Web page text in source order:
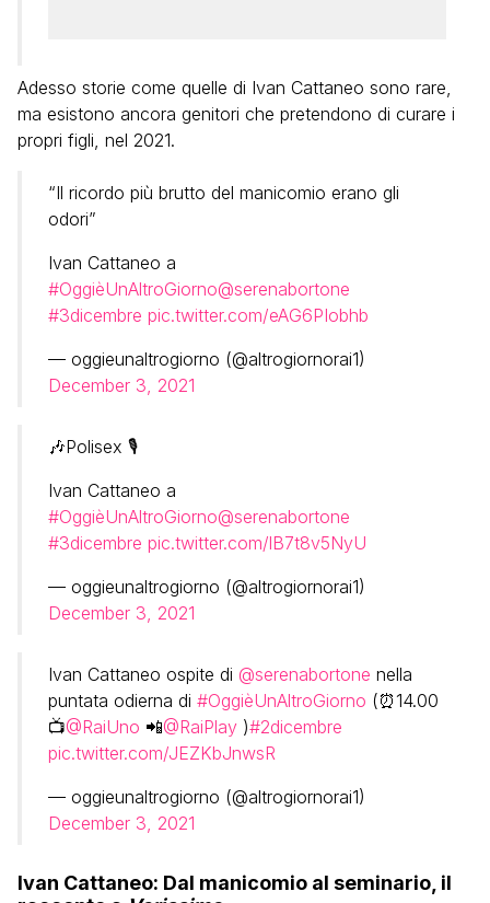
Adesso storie come quelle di Ivan Cattaneo sono rare,
ma esistono ancora genitori che pretendono di curare i
propri figli, nel 2021.
“Il ricordo più brutto del manicomio erano gli
odori”
Ivan Cattaneo a
#OggièUnAltroGiorno@serenabortone
#3dicembre pic.twitter.com/eAG6PIobhb
— oggieunaltrogiorno (@altrogiornorai1)
December 3, 2021
🎶Polisex 🎙
Ivan Cattaneo a
#OggièUnAltroGiorno@serenabortone
#3dicembre pic.twitter.com/lB7t8v5NyU
— oggieunaltrogiorno (@altrogiornorai1)
December 3, 2021
Ivan Cattaneo ospite di @serenabortone nella
puntata odierna di #OggièUnAltroGiorno (⏰14.00
📺@RaiUno 📲@RaiPlay )#2dicembre
pic.twitter.com/JEZKbJnwsR
— oggieunaltrogiorno (@altrogiornorai1)
December 3, 2021
Ivan Cattaneo: Dal manicomio al seminario, il